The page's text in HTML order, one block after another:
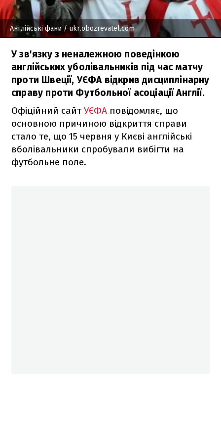
Англійські фани/ ukr.obozrevatel.com
У зв'язку з неналежною поведінкою
англійських уболівальників під час матчу
проти Швеції, УЄФА відкрив дисциплінарну
справу проти Футбольної асоціації Англії.
Офіційний сайтУЄФА повідомляє, що
основною причиною відкриття справи
стало те, що 15 червня у Києві англійські
вболівальники спробували вибігти на
футбольне поле.